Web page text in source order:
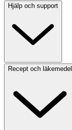
Hjälp och support
Recept och läkemedel